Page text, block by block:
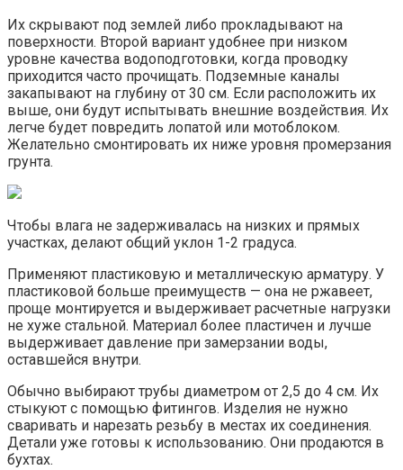
Их скрывают под землей либо прокладывают на
поверхности. Второй вариант удобнее при низком
уровне качества водоподготовки, когда проводку
приходится часто прочищать. Подземные каналы
закапывают на глубину от 30 см. Если расположить их
выше, они будут испытывать внешние воздействия. Их
легче будет повредить лопатой или мотоблоком.
Желательно смонтировать их ниже уровня промерзания
грунта.
Чтобы влага не задерживалась на низких и прямых
участках, делают общий уклон 1-2 градуса.
Применяют пластиковую и металлическую арматуру. У
пластиковой больше преимуществ — она не ржавеет,
проще монтируется и выдерживает расчетные нагрузки
не хуже стальной. Материал более пластичен и лучше
выдерживает давление при замерзании воды,
оставшейся внутри.
Обычно выбирают трубы диаметром от 2,5 до 4 см. Их
стыкуют с помощью фитингов. Изделия не нужно
сваривать и нарезать резьбу в местах их соединения.
Детали уже готовы к использованию. Они продаются в
бухтах.